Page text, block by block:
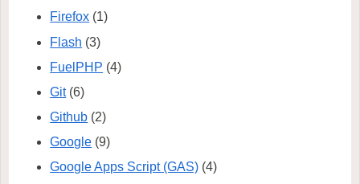
Firefox (1)
Flash (3)
FuelPHP (4)
Git(6)
Github (2)
Google (9)
Google Apps Script (GAS) (4)